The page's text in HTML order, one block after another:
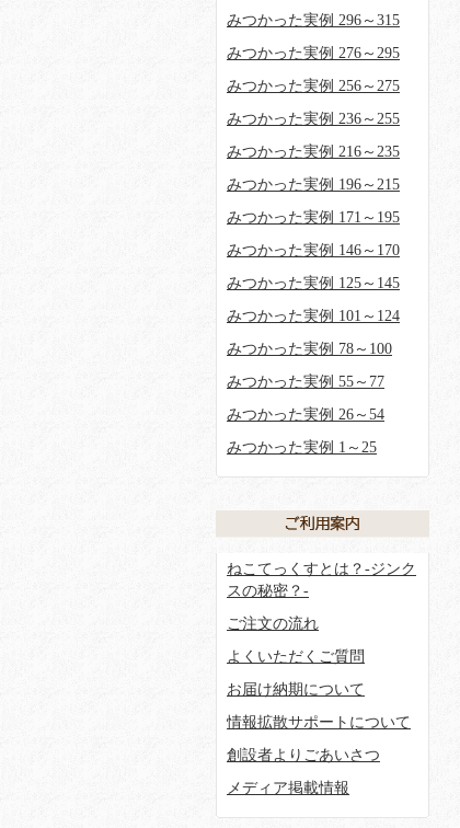
みつかった実例 296～315
みつかった実例 276～295
みつかった実例 256～275
みつかった実例 236～255
みつかった実例 216～235
みつかった実例 196～215
みつかった実例 171～195
みつかった実例 146～170
みつかった実例 125～145
みつかった実例 101～124
みつかった実例 78～100
みつかった実例 55～77
みつかった実例 26～54
みつかった実例 1～25
ねこてっくすとは？-ジンク
スの秘密？-
ご注文の流れ
よくいただくご質問
お届け納期について
情報拡散サポートについて
創設者よりごあいさつ
メディア掲載情報